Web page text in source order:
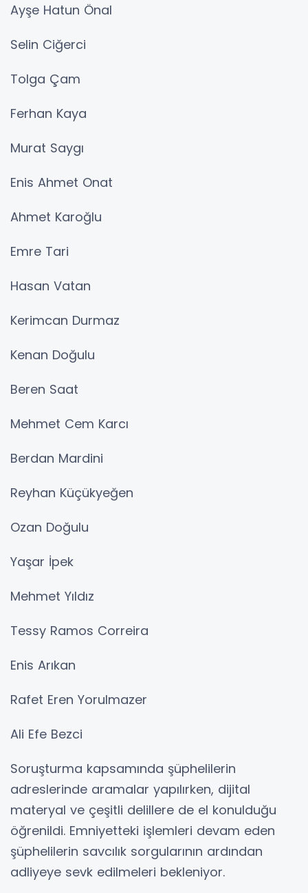
Ayşe Hatun Önal
Selin Ciğerci
Tolga Çam
Ferhan Kaya
Murat Saygı
Enis Ahmet Onat
Ahmet Karoğlu
Emre Tari
Hasan Vatan
Kerimcan Durmaz
Kenan Doğulu
Beren Saat
Mehmet Cem Karcı
Berdan Mardini
Reyhan Küçükyeğen
Ozan Doğulu
Yaşar İpek
Mehmet Yıldız
Tessy Ramos Correira
Enis Arıkan
Rafet Eren Yorulmazer
Ali Efe Bezci
Soruşturma kapsamında şüphelilerin
adreslerinde aramalar yapılırken, dijital
materyal ve çeşitli delillere de el konulduğu
öğrenildi. Emniyetteki işlemleri devam eden
şüphelilerin savcılık sorgularının ardından
adliyeye sevk edilmeleri bekleniyor.